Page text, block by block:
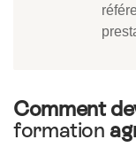
Comment
formation